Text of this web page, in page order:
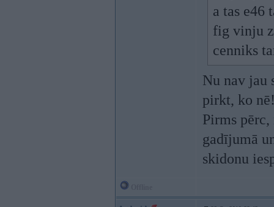
a tas e46
fig vinju
cenniks
Nu nav jau
pirkt, ko
Pirms
gadījumā
skidonu